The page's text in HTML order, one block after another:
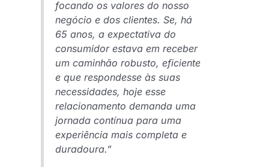
focando os valores do nosso
negócio e dos clientes. Se, há
65 anos, a expectativa do
consumidor estava em receber
um caminhão robusto, eficiente
e que respondesse às suas
necessidades, hoje esse
relacionamento demanda uma
jornada contínua para uma
experiência mais completa e
duradoura.”